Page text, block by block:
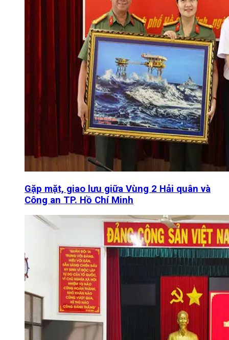
Gặp mặt, giao lưu giữa Vùng 2 Hải quân và
Công an TP. Hồ Chí Minh